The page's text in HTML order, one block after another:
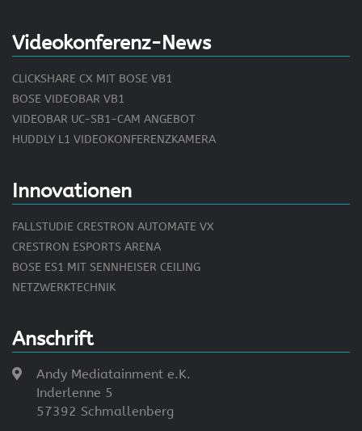
Anschrift
Andy Mediatainment e.K.
Inderlenne 5
57392 Schmallenberg
Videokonferenz-News
Innovationen
CLICKSHARE CX MIT BOSE VB1
BOSE VIDEOBAR VB1
VIDEOBAR UC-SB1-CAM ANGEBOT
HUDDLY L1 VIDEOKONFERENZKAMERA
FALLSTUDIE CRESTRON AUTOMATE VX
CRESTRON ESPORTS ARENA
BOSE ES1 MIT SENNHEISER CEILING
NETZWERKTECHNIK